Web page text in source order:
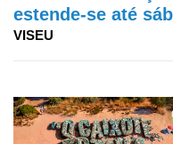
estende-se até
VISEU